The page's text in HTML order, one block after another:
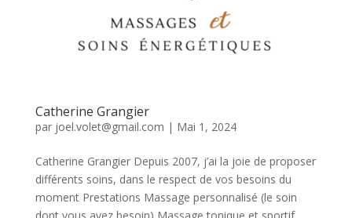
Catherine Grangier
par joel.volet@gmail.com | Mai 1, 2024
Catherine Grangier Depuis 2007, j’ai la joie de proposer
différents soins, dans le respect de vos besoins du
moment Prestations Massage personnalisé (le soin